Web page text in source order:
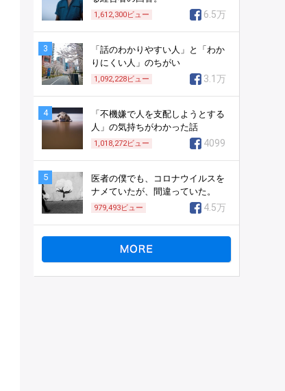
1,612,300ビュー 6.5万
3
「話のわかりやすい人」と「わか
りにくい人」のちがい
1,092,228ビュー 3.1万
4
「不機嫌で人を支配しようとする
人」の気持ちがわかった話
1,018,272ビュー 4099
5
医者の僕でも、コロナウイルスを
ナメていたが、間違っていた。
979,493ビュー 4.5万